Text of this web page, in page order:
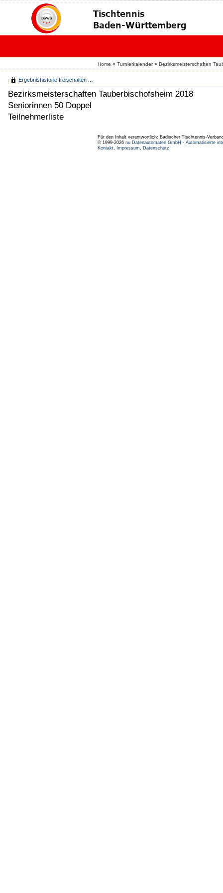
Home > Turnierkalender> Bezirksmeisterschaften
Ergebnishistorie freischalten ...
Bezirksmeisterschaften Tauberbischofsheim 2018
Seniorinnen 50 Doppel
Teilnehmerliste
Für den Inhalt verantwortlich: Badischer Tischtennis-
© 1999-2026 nu Datenautomaten GmbH - Automatisierte
Kontakt, Impressum, Datenschutz